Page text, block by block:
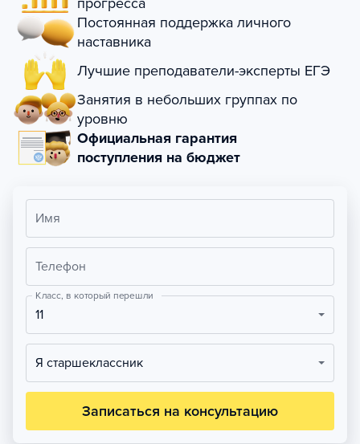
Постоянная поддержка личного
наставника
Лучшие преподаватели-эксперты ЕГЭ
Занятия в небольших группах по
уровню
Официальная гарантия
поступления на бюджет
Имя
Телефон
Класс, в который перешли
11
Я старшеклассник
Записаться на консультацию